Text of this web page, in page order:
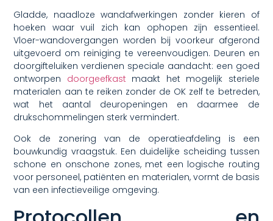
Gladde, naadloze wandafwerkingen zonder kieren of
hoeken waar vuil zich kan ophopen zijn essentieel.
Vloer-wandovergangen worden bij voorkeur afgerond
uitgevoerd om reiniging te vereenvoudigen. Deuren en
doorgifteluiken verdienen speciale aandacht: een goed
ontworpen doorgeefkast maakt het mogelijk steriele
materialen aan te reiken zonder de OK zelf te betreden,
wat het aantal deuropeningen en daarmee de
drukschommelingen sterk vermindert.
Ook de zonering van de operatieafdeling is een
bouwkundig vraagstuk. Een duidelijke scheiding tussen
schone en onschone zones, met een logische routing
voor personeel, patiënten en materialen, vormt de basis
van een infectieveilige omgeving.